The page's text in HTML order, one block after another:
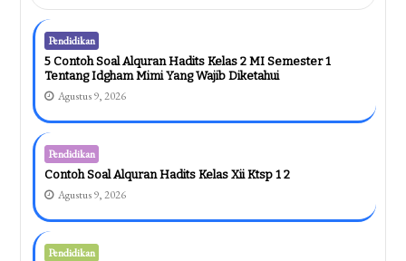
Pendidikan
5 Contoh Soal Alquran Hadits Kelas 2 MI Semester 1
Tentang Idgham Mimi Yang Wajib Diketahui
Agustus 9, 2026
Pendidikan
Contoh Soal Alquran Hadits Kelas Xii Ktsp 1 2
Agustus 9, 2026
Pendidikan